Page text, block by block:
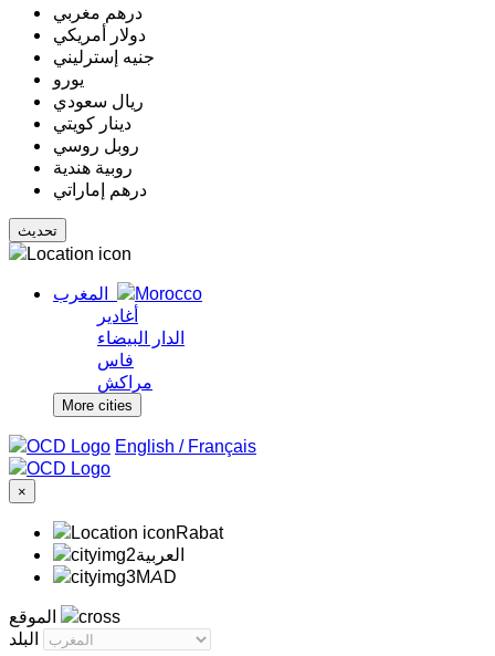
درهم مغربي
دولار أمريكي
جنيه إسترليني
يورو
ريال سعودي
دينار كويتي
روبل روسي
روبية هندية
درهم إماراتي
المغرب
أغادير
الدار البيضاء
فاس
مراكش
More cities
/ Français
×
Rabat
‏العربية‏
MAD